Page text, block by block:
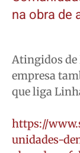
na obra de
Atingidos de
empresa
que liga
https://
unidades-